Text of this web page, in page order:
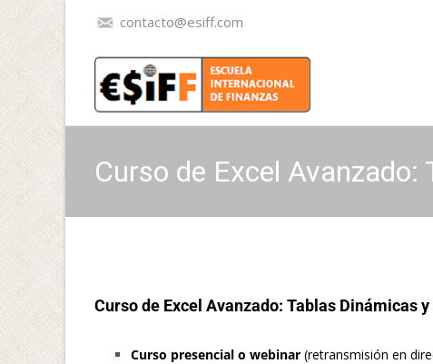
contacto@esiff.com
Curso de Excel
Curso de Excel Avanzado: Tablas Dinámicas
Curso presencial o webinar (retransmisión en